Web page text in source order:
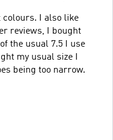
colours. I also like
reviews, I bought
the usual 7.5 I use
my usual size I
being too narrow.